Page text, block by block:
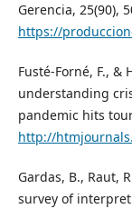
Gerencia, 25(90),
https://
Fusté-Forné, F., &
understanding
pandemic hits
http://
Gardas, B., Raut,
survey of